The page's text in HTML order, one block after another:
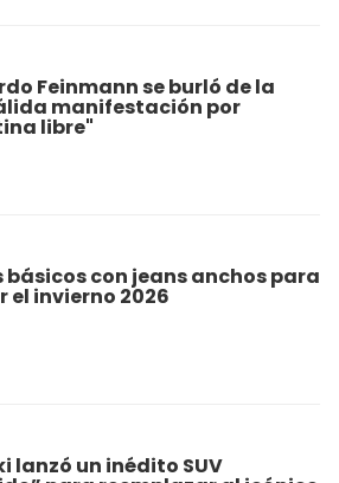
Feinmann se burló de la
manifestación por
libre"
básicos con jeans anchos para
el invierno 2026
lanzó un inédito SUV